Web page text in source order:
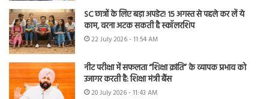
SC छात्रों के लिए बड़ा अपडेट! 15 अगस्त से पहले कर लें ये
काम, वरना अटक सकती है स्कॉलरशिप
22 July 2026 - 11:54 AM
नीट परीक्षा में सफलता “शिक्षा क्रांति” के व्यापक प्रभाव को
उजागर करती है: शिक्षा मंत्री बैंस
20 July 2026 - 11:43 AM